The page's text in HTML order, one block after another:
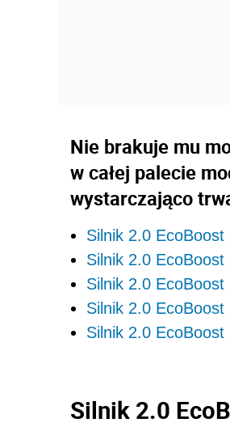
Nie brakuje mu
w całej palecie
wystarczająco
Silnik 2.0
Silnik 2.0
Silnik 2.0
Silnik 2.0
Silnik 2.0
Silnik 2.0